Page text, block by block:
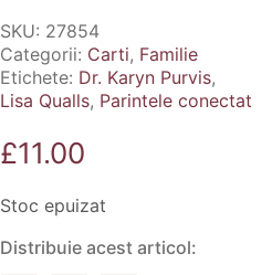
SKU: 27854
Categorii: Carti, Familie
Etichete: Dr. Karyn Purvis,
Lisa Qualls, Parintele conectat
£11.00
Stoc epuizat
Distribuie acest articol: